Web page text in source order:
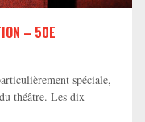
– 50E
spéciale,
du théâtre. Les dix